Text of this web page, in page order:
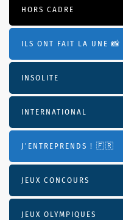
HORS CADRE
ILS ONT FAIT LA UNE 📸
INSOLITE
INTERNATIONAL
J'ENTREPRENDS ! 🇫🇷
JEUX CONCOURS
JEUX OLYMPIQUES